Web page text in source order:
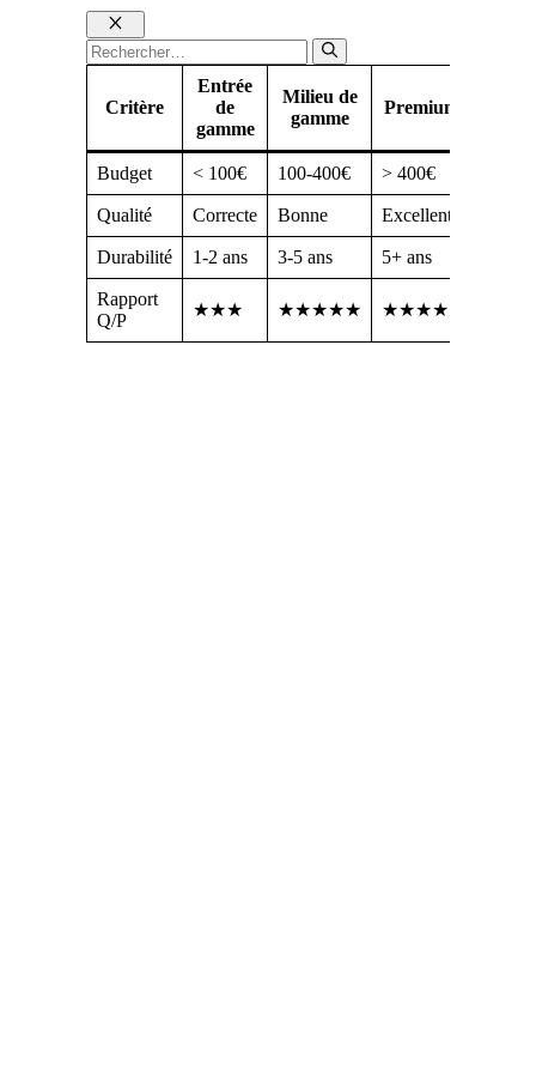
Fermer
Rechercher :
Critère
Entrée
de
gamme
Milieu de
gamme
Premium
Budget < 100€ 100-400€ > 400€
Qualité Correcte Bonne Excellente
Durabilité 1-2 ans 3-5 ans 5+ ans
Rapport
Q/P
★★★ ★★★★★ ★★★★